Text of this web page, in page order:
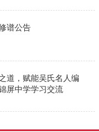
谱公告
道，赋能吴氏名人编
屏中学学习交流